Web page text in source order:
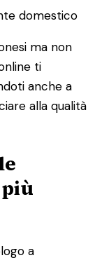
domestico
ma non
ti
anche a
alla qualità
a